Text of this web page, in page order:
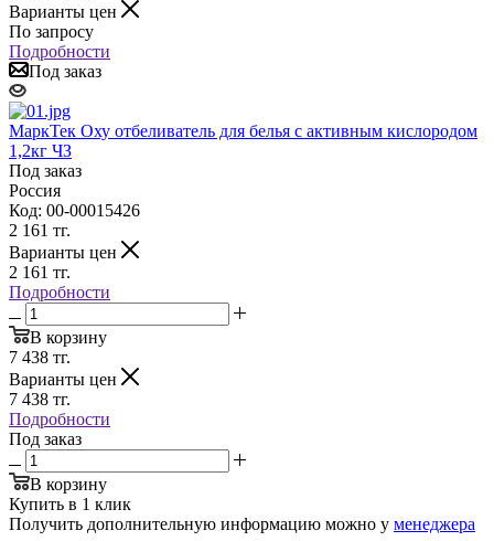
Варианты цен
По запросу
Подробности
Под заказ
MaркТек Оху отбеливатель для белья с активным кислородом
1,2кг ЧЗ
Под заказ
Россия
Код: 00-00015426
2 161 тг.
Варианты цен
2 161 тг.
Подробности
В корзину
7 438 тг.
Варианты цен
7 438 тг.
Подробности
Под заказ
В корзину
Купить в 1 клик
Получить дополнительную информацию можно у менеджера